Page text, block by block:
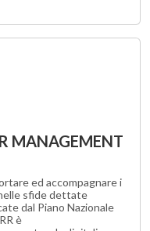
MANAGEMENT
ed accompagnare i
sfide dettate
dal Piano Nazionale
è